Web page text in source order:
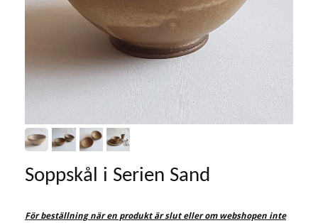
Soppskål i Serien Sand
För beställning när en produkt är slut eller om webshopen inte